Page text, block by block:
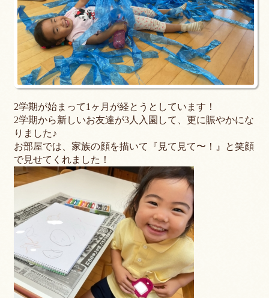
2学期が始まって1ヶ月が経とうとしています！
2学期から新しいお友達が3人入園して、更に賑やかにな
りました♪
お部屋では、家族の顔を描いて『見て見て〜！』と笑顔
で見せてくれました！